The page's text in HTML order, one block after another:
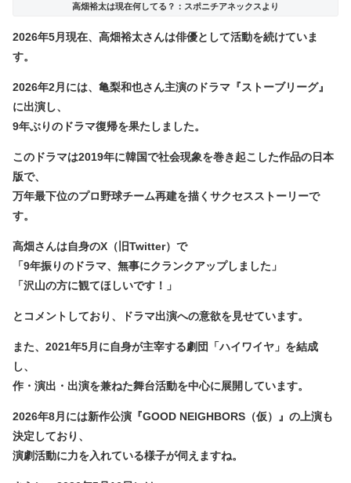
高畑裕太は現在何してる？：スポニチアネックスより
2026年5月現在、高畑裕太さんは俳優として活動を続けていま
す。
2026年2月には、亀梨和也さん主演のドラマ『ストーブリーグ』
に出演し、
9年ぶりのドラマ復帰を果たしました。
このドラマは2019年に韓国で社会現象を巻き起こした作品の日本
版で、
万年最下位のプロ野球チーム再建を描くサクセスストーリーで
す。
高畑さんは自身のX（旧Twitter）で
「9年振りのドラマ、無事にクランクアップしました」
「沢山の方に観てほしいです！」
とコメントしており、ドラマ出演への意欲を見せています。
また、2021年5月に自身が主宰する劇団「ハイワイヤ」を結成
し、
作・演出・出演を兼ねた舞台活動を中心に展開しています。
2026年8月には新作公演『GOOD NEIGHBORS（仮）』の上演も
決定しており、
演劇活動に力を入れている様子が伺えますね。